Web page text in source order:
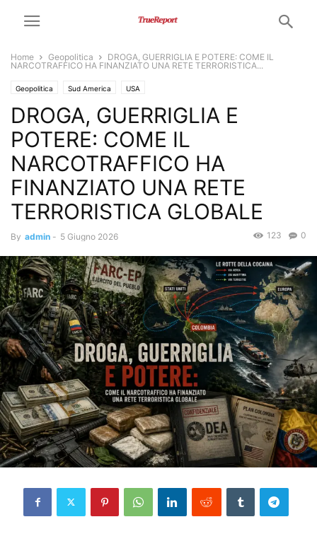
Home Geopolitica
DROGA, GUERRIGLIA E POTERE: COME IL
NARCOTRAFFICO HA FINANZIATO UNA RETE TERRORISTICA...
Geopolitica Sud America USA
DROGA, GUERRIGLIA E
POTERE: COME IL
NARCOTRAFFICO HA
FINANZIATO UNA RETE
TERRORISTICA GLOBALE
By admin - 5 Giugno 2026 0
123